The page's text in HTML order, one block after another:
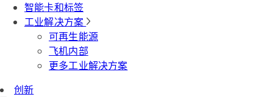
智能卡和标签
工业解决方案
可再生能源
飞机内部
更多工业解决方案
创新